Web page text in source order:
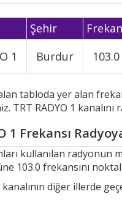
Şehir
1
Burdur 103.0
tabloda yer alan
TRT RADYO 1
1 Frekansı
kullanılan
103.0 frekansını
kanalının diğer illerde